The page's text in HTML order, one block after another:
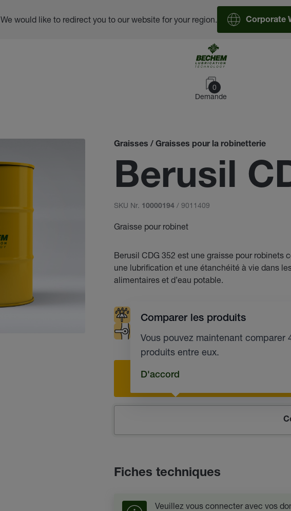
0
Demande
We would like to redirect you to our website for your region. Corporate
Graisses / Graisses pour la robinetterie
Berusil
SKU Nr. 10000194 / 9011409
Graisse pour robinet
Berusil CDG 352 est une graisse pour robinets
une lubrification et une étanchéité à vie dans
alimentaires et d’eau potable.
Résistante à l'eau Compatible avec
Comparer les produits
Vous pouvez maintenant comparer
produits entre eux.
D'accord
Fiches techniques
Veuillez vous connecter avec vos